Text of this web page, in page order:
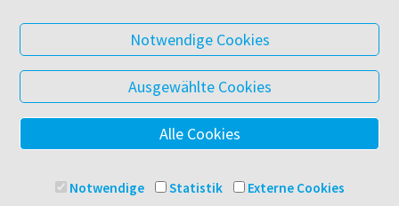
Datenschutz & Cookies
AGB
Barrierefreiheit
© 2025 Facultas Verlags- und Buchhandels AG
Notwendige Cookies
Ausgewählte Cookies
Alle Cookies
Notwendige Statistik Externe Cookies